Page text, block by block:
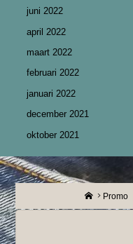
juni 2022
april 2022
maart 2022
februari 2022
januari 2022
december 2021
oktober 2021
HomePromo